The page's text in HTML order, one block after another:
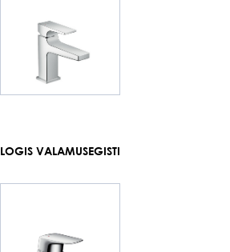
LOGIS VALAMUSEGISTI